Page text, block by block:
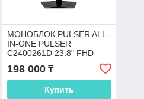
МОНОБЛОК PULSER ALL-
IN-ONE PULSER
C2400261D 23.8" FHD
198 000₸
Купить